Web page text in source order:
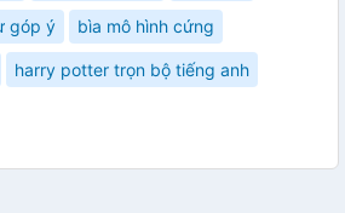
góp ý bìa mô hình cứng
harry potter trọn bộ tiếng anh